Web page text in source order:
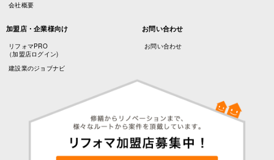
会社概要
加盟店・企業様向け
リフォマPRO
（加盟店ログイン)
建設業のジョブナビ
お問い合わせ
お問い合わせ